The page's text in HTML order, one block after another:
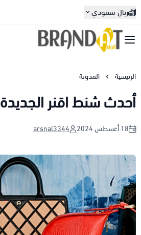
ريال سعودي
براندات مول
الرئيسية المدونة
أحدث شنط اقنر الجديدة
18 أغسطس 2024 arsnal3344